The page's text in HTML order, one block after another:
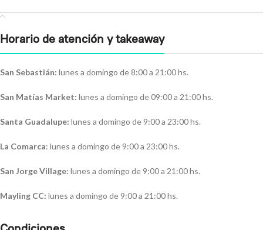
Horario de atención y takeaway
San Sebastián: lunes a domingo de 8:00 a 21:00 hs.
San Matías Market: lunes a domingo de 09:00 a 21:00 hs.
Santa Guadalupe: lunes a domingo de 9:00 a 23:00 hs.
La Comarca: lunes a domingo de 9:00 a 23:00 hs.
San Jorge Village: lunes a domingo de 9:00 a 21:00 hs.
Mayling CC: lunes a domingo de 9:00 a 21:00 hs.